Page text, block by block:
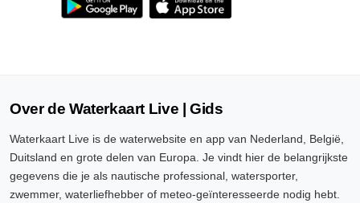
Over de Waterkaart Live | Gids
Waterkaart Live is de waterwebsite en app van Nederland, België,
Duitsland en grote delen van Europa. Je vindt hier de belangrijkste
gegevens die je als nautische professional, watersporter,
zwemmer, waterliefhebber of meteo-geïnteresseerde nodig hebt.